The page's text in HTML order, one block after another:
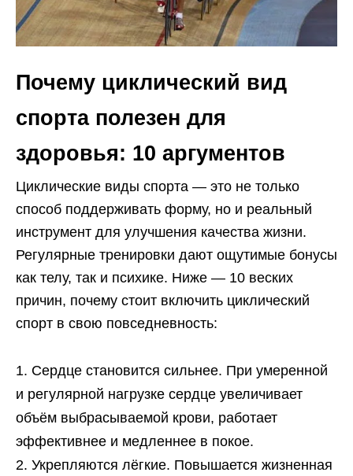
Почему циклический вид
спорта полезен для
здоровья: 10 аргументов
Циклические виды спорта — это не только
способ поддерживать форму, но и реальный
инструмент для улучшения качества жизни.
Регулярные тренировки дают ощутимые бонусы
как телу, так и психике. Ниже — 10 веских
причин, почему стоит включить циклический
спорт в свою повседневность:
Сердце становится сильнее. При умеренной
и регулярной нагрузке сердце увеличивает
объём выбрасываемой крови, работает
эффективнее и медленнее в покое.
Укрепляются лёгкие. Повышается жизненная